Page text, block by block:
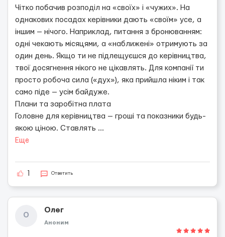
Чітко побачив розподіл на «своїх» і «чужих». На
однакових посадах керівники дають «своїм» усе, а
іншим — нічого. Наприклад, питання з бронюванням:
одні чекають місяцями, а «наближені» отримують за
один день. Якщо ти не підлещуєшся до керівництва,
твої досягнення нікого не цікавлять. Для компанії ти
просто робоча сила («дух»), яка прийшла ніким і так
само піде — усім байдуже.
Плани та заробітна плата
Головне для керівництва — гроші та показники будь-
якою ціною. Ставлять ...
Еще
Ответить
О
Олег
Аноним